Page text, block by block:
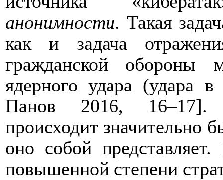
анонимности. Такая
как и задача
гражданской обороны
ядерного удара (удара
Панов 2016, 16–17].
происходит значительно
оно собой
повышенной степени